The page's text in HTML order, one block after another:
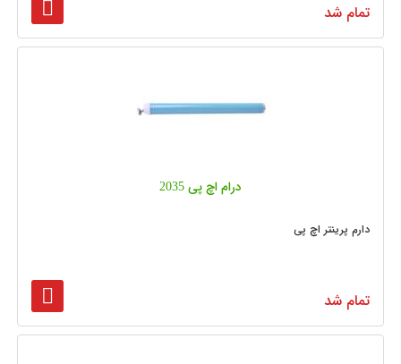
تمام شد
درام اچ پی 2035
دارم پرینتر اچ پی
تمام شد